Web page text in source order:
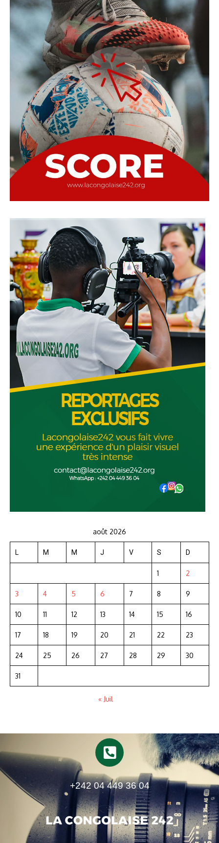
août 2026
L M M J V S D
1 2
3 4 5 6 7 8 9
10 11 12 13 14 15 16
17 18 19 20 21 22 23
24 25 26 27 28 29 30
31
« Juil
+242 04 449 36 04